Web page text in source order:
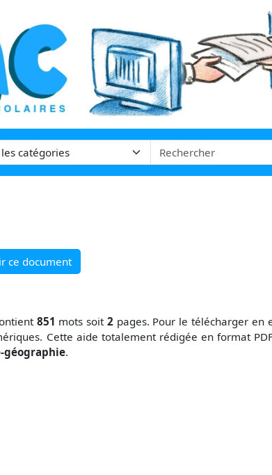
ce document
851 mots soit 2pages. Pour le télécharger en
Cette aide totalement rédigée en format
géographie.